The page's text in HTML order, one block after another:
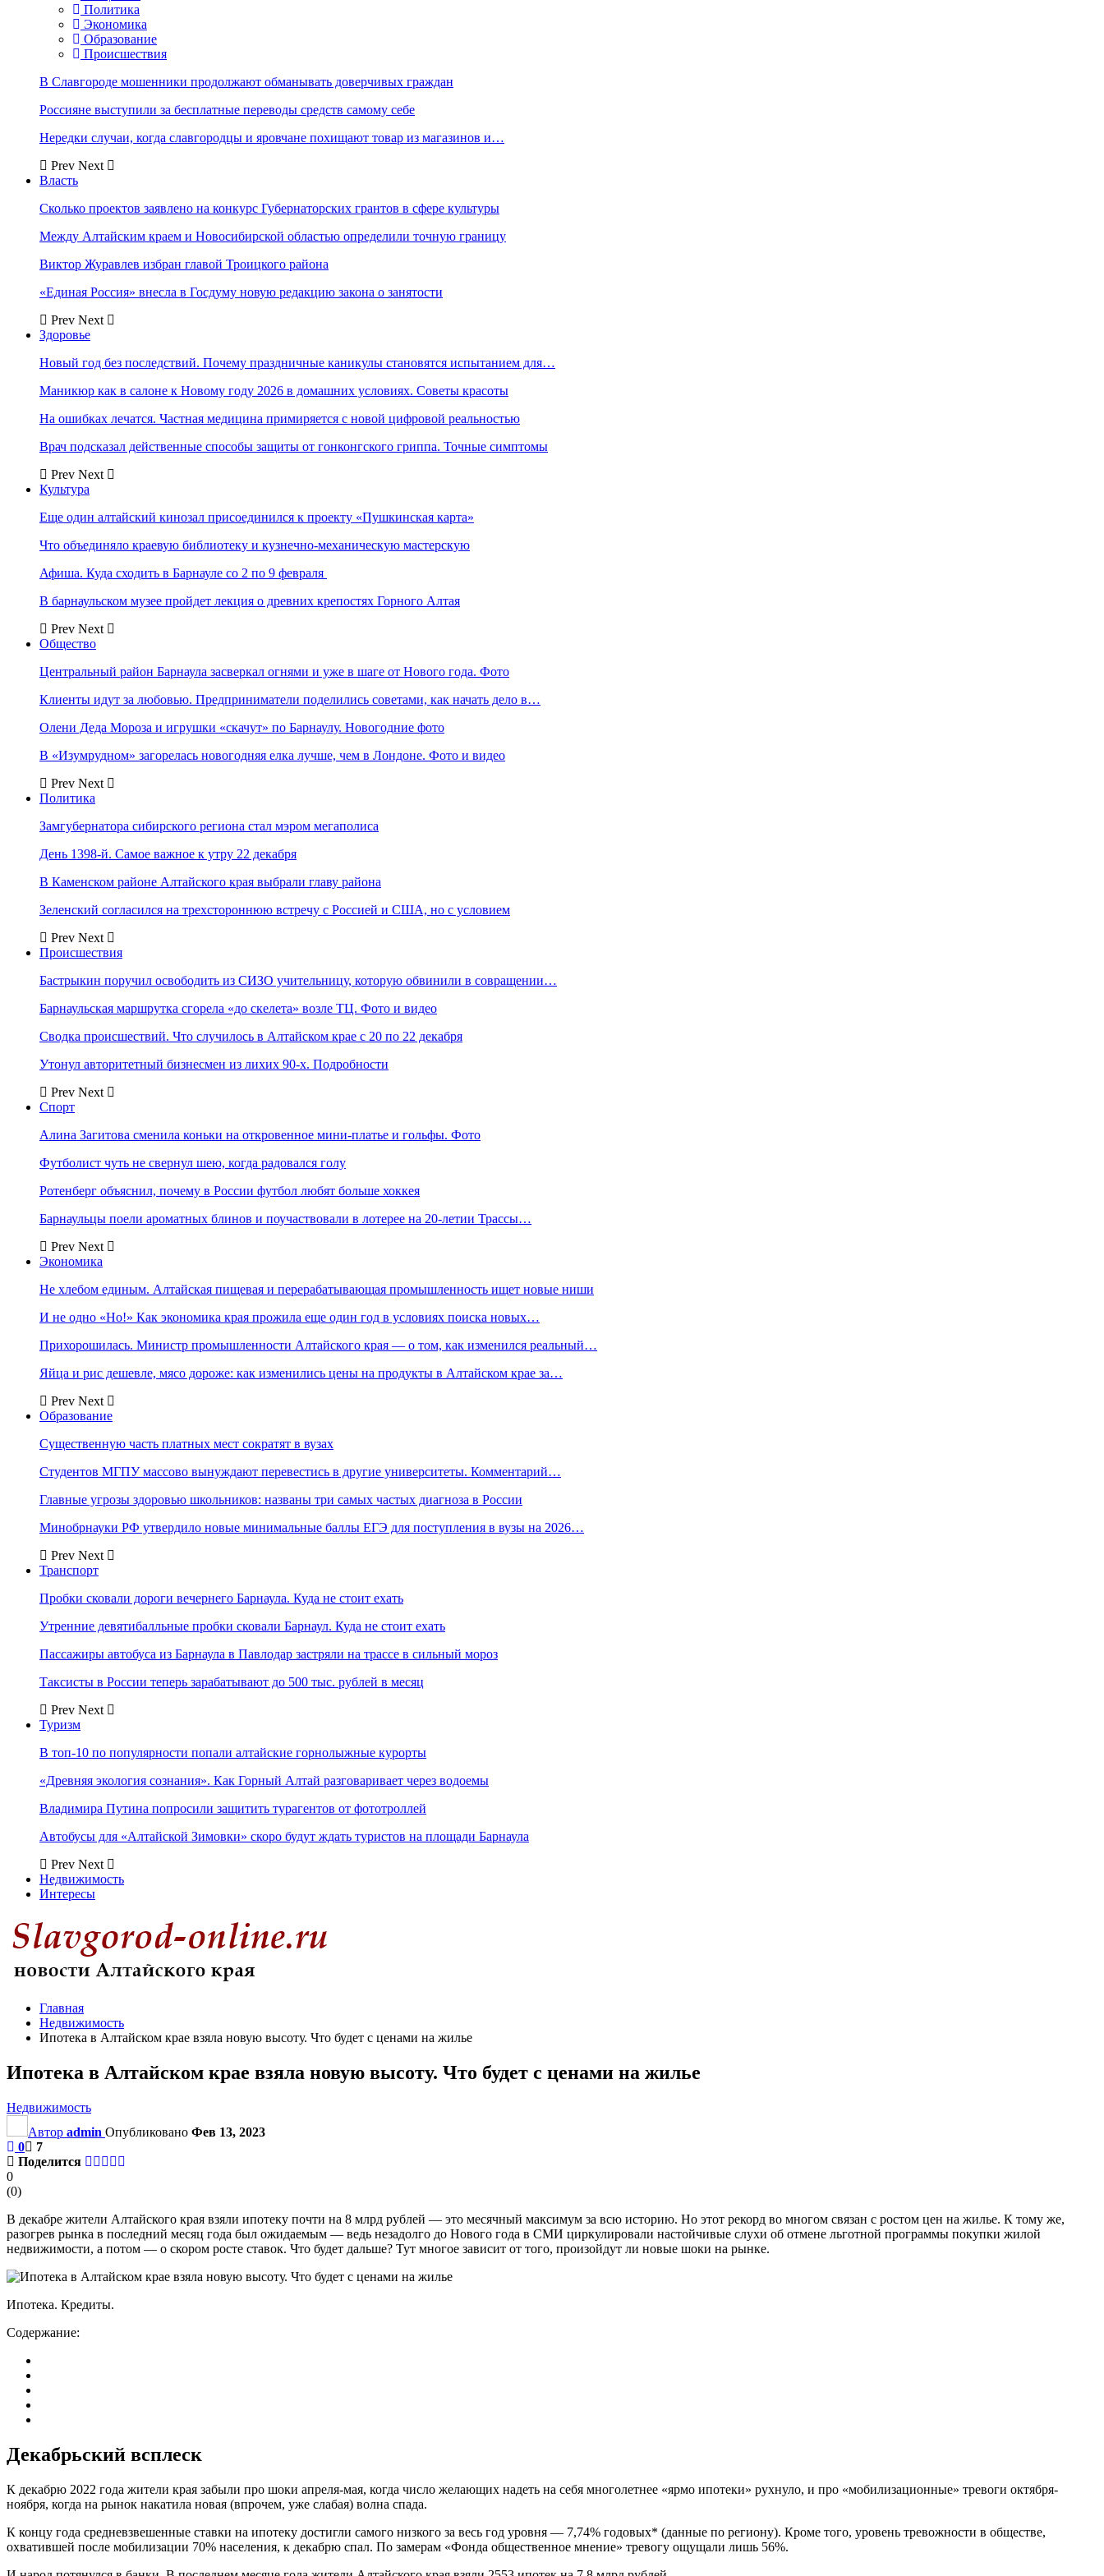
Политика
Экономика
Образование
Происшествия
В Славгороде мошенники продолжают обманывать доверчивых граждан
Россияне выступили за бесплатные переводы средств самому себе
Нередки случаи, когда славгородцы и яровчане похищают товар из магазинов и…
Prev Next
Власть
Сколько проектов заявлено на конкурс Губернаторских грантов в сфере культуры
Между Алтайским краем и Новосибирской областью определили точную границу
Виктор Журавлев избран главой Троицкого района
«Единая Россия» внесла в Госдуму новую редакцию закона о занятости
Prev Next
Здоровье
Новый год без последствий. Почему праздничные каникулы становятся испытанием для…
Маникюр как в салоне к Новому году 2026 в домашних условиях. Советы красоты
На ошибках лечатся. Частная медицина примиряется с новой цифровой реальностью
Врач подсказал действенные способы защиты от гонконгского гриппа. Точные симптомы
Prev Next
Культура
Еще один алтайский кинозал присоединился к проекту «Пушкинская карта»
Что объединяло краевую библиотеку и кузнечно-механическую мастерскую
Афиша. Куда сходить в Барнауле со 2 по 9 февраля
В барнаульском музее пройдет лекция о древних крепостях Горного Алтая
Prev Next
Общество
Центральный район Барнаула засверкал огнями и уже в шаге от Нового года. Фото
Клиенты идут за любовью. Предприниматели поделились советами, как начать дело в…
Олени Деда Мороза и игрушки «скачут» по Барнаулу. Новогодние фото
В «Изумрудном» загорелась новогодняя елка лучше, чем в Лондоне. Фото и видео
Prev Next
Политика
Замгубернатора сибирского региона стал мэром мегаполиса
День 1398-й. Самое важное к утру 22 декабря
В Каменском районе Алтайского края выбрали главу района
Зеленский согласился на трехстороннюю встречу с Россией и США, но с условием
Prev Next
Происшествия
Бастрыкин поручил освободить из СИЗО учительницу, которую обвинили в совращении…
Барнаульская маршрутка сгорела «до скелета» возле ТЦ. Фото и видео
Сводка происшествий. Что случилось в Алтайском крае с 20 по 22 декабря
Утонул авторитетный бизнесмен из лихих 90-х. Подробности
Prev Next
Спорт
Алина Загитова сменила коньки на откровенное мини-платье и гольфы. Фото
Футболист чуть не свернул шею, когда радовался голу
Ротенберг объяснил, почему в России футбол любят больше хоккея
Барнаульцы поели ароматных блинов и поучаствовали в лотерее на 20-летии Трассы…
Prev Next
Экономика
Не хлебом единым. Алтайская пищевая и перерабатывающая промышленность ищет новые ниши
И не одно «Но!» Как экономика края прожила еще один год в условиях поиска новых…
Прихорошилась. Министр промышленности Алтайского края — о том, как изменился реальный…
Яйца и рис дешевле, мясо дороже: как изменились цены на продукты в Алтайском крае за…
Prev Next
Образование
Существенную часть платных мест сократят в вузах
Студентов МГПУ массово вынуждают перевестись в другие университеты. Комментарий…
Главные угрозы здоровью школьников: названы три самых частых диагноза в России
Минобрнауки РФ утвердило новые минимальные баллы ЕГЭ для поступления в вузы на 2026…
Prev Next
Транспорт
Пробки сковали дороги вечернего Барнаула. Куда не стоит ехать
Утренние девятибалльные пробки сковали Барнаул. Куда не стоит ехать
Пассажиры автобуса из Барнаула в Павлодар застряли на трассе в сильный мороз
Таксисты в России теперь зарабатывают до 500 тыс. рублей в месяц
Prev Next
Туризм
В топ-10 по популярности попали алтайские горнолыжные курорты
«Древняя экология сознания». Как Горный Алтай разговаривает через водоемы
Владимира Путина попросили защитить турагентов от фототроллей
Автобусы для «Алтайской Зимовки» скоро будут ждать туристов на площади Барнаула
Prev Next
Недвижимость
Интересы
Главная
Недвижимость
Ипотека в Алтайском крае взяла новую высоту. Что будет с ценами на жилье
Ипотека в Алтайском крае взяла новую высоту. Что будет с ценами на жилье
Недвижимость
Автор admin Опубликовано Фев 13, 2023
0
7
Поделится
0
(0)
В декабре жители Алтайского края взяли ипотеку почти на 8 млрд рублей — это месячный максимум за всю историю. Но этот рекорд во многом связан с ростом цен на жилье. К тому же,
разогрев рынка в последний месяц года был ожидаемым — ведь незадолго до Нового года в СМИ циркулировали настойчивые слухи об отмене льготной программы покупки жилой
недвижимости, а потом — о скором росте ставок. Что будет дальше? Тут многое зависит от того, произойдут ли новые шоки на рынке.
Ипотека. Кредиты.
Содержание:
Декабрьский всплеск
К декабрю 2022 года жители края забыли про шоки апреля-мая, когда число желающих надеть на себя многолетнее «ярмо ипотеки» рухнуло, и про «мобилизационные» тревоги октября-
ноября, когда на рынок накатила новая (впрочем, уже слабая) волна спада.
К концу года средневзвешенные ставки на ипотеку достигли самого низкого за весь год уровня — 7,74% годовых* (данные по региону). Кроме того, уровень тревожности в обществе,
охватившей после мобилизации 70% населения, к декабрю спал. По замерам «Фонда общественное мнение» тревогу ощущали лишь 56%.